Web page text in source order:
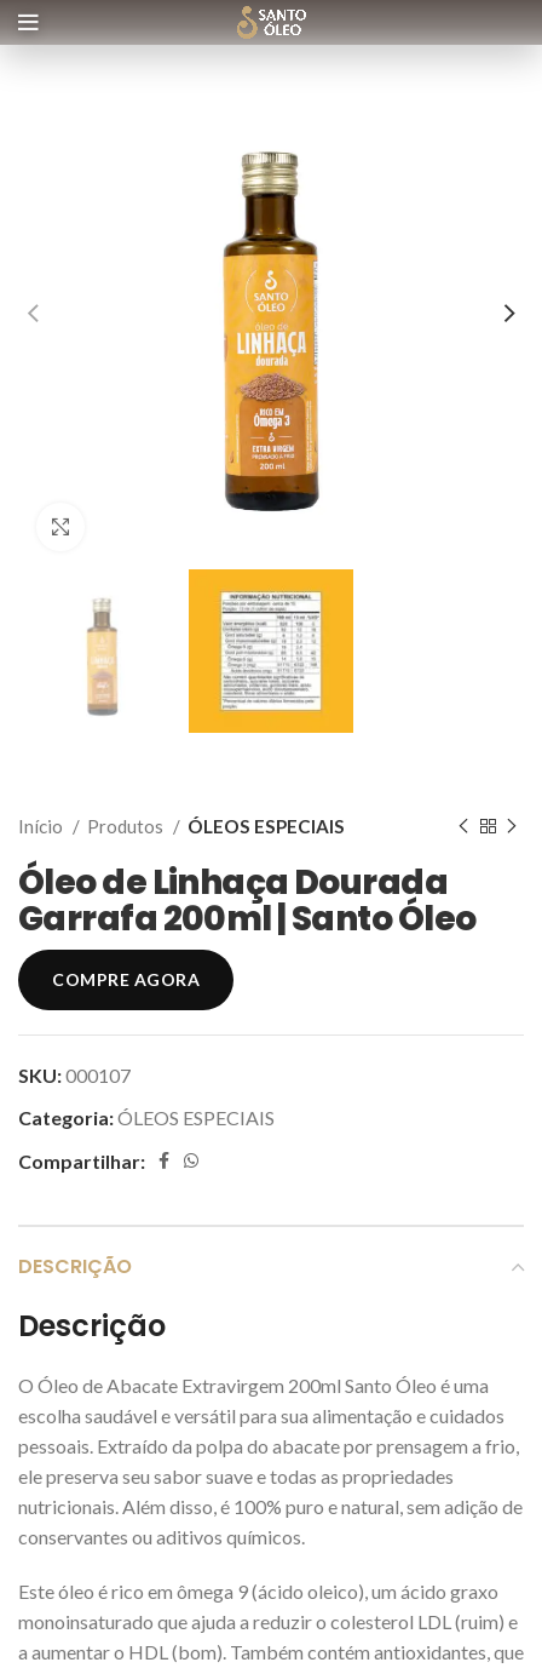
Início Produtos ÓLEOS ESPECIAIS
Óleo de Linhaça Dourada
Garrafa 200ml | Santo Óleo
COMPRE AGORA
SKU:000107
Categoria:ÓLEOS ESPECIAIS
Compartilhar:
DESCRIÇÃO
Descrição
O Óleo de Abacate Extravirgem 200ml Santo Óleo é uma
escolha saudável e versátil para sua alimentação e cuidados
pessoais. Extraído da polpa do abacate por prensagem a frio,
ele preserva seu sabor suave e todas as propriedades
nutricionais. Além disso, é 100% puro e natural, sem adição de
conservantes ou aditivos químicos.
Este óleo é rico em ômega 9 (ácido oleico), um ácido graxo
monoinsaturado que ajuda a reduzir o colesterol LDL (ruim) e
a aumentar o HDL (bom). Também contém antioxidantes, que